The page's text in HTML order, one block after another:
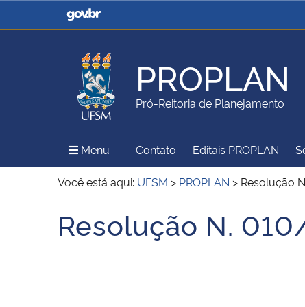
Casa Civil
Ministério da Justiça e
Ministério da Agricultura,
Pecuária e Abastecimento
Ministério da Educação
Ministério do Meio Ambiente Ministério do Turismo
Secretaria de Governo
Gabinete de Segurança
PROPLAN
Pró-Reitoria de Planejamento
Menu Menu Principal do Sítio
Contato Editais PROPLAN
Você está aqui: UFSM > PROPLAN > Resolução
Início do conteúdo
Resolução N.